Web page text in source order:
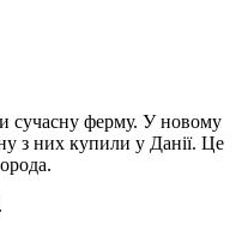
сучасну ферму. У новому
з них купили у Данії. Це